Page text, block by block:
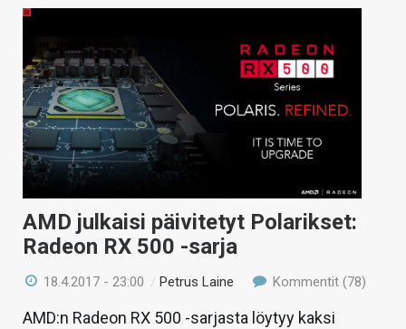
HINTA.FI
KAUPPA
VAIHDA TEEMA
HAKU
AMD julkaisi päivitetyt Polarikset:
Radeon RX 500 -sarja
18.4.2017 - 23:00 /Petrus Laine Kommentit (78)
AMD:n Radeon RX 500 -sarjasta löytyy kaksi